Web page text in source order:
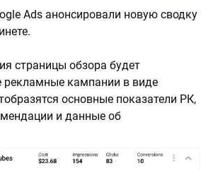
Ads анонсировали новую сводку
страницы обзора будет
рекламные кампании в виде
основные показатели РК,
и данные об